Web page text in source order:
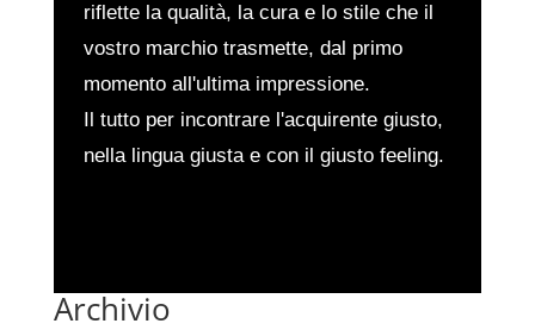
riflette la qualità, la cura e lo stile che il
vostro marchio trasmette, dal primo
momento all'ultima impressione.
Il tutto per incontrare l'acquirente giusto,
nella lingua giusta e con il giusto feeling.
Archivio